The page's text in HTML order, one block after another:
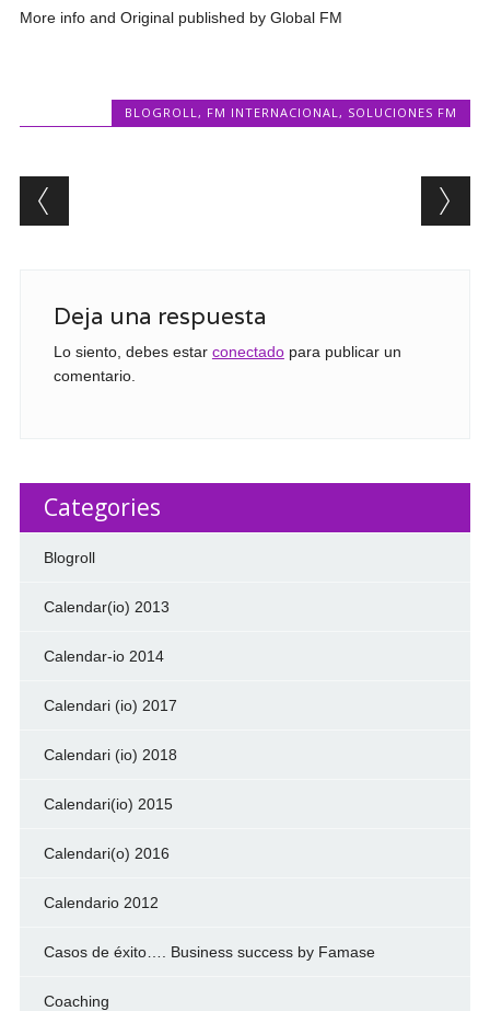
More info and Original published by Global FM
BLOGROLL , FM INTERNACIONAL , SOLUCIONES FM
Post navigation
Deja una respuesta
Lo siento, debes estar conectadopara publicar un
comentario.
Categories
Blogroll
Calendar(io) 2013
Calendar-io 2014
Calendari (io) 2017
Calendari (io) 2018
Calendari(io) 2015
Calendari(o) 2016
Calendario 2012
Casos de éxito…. Business success by Famase
Coaching